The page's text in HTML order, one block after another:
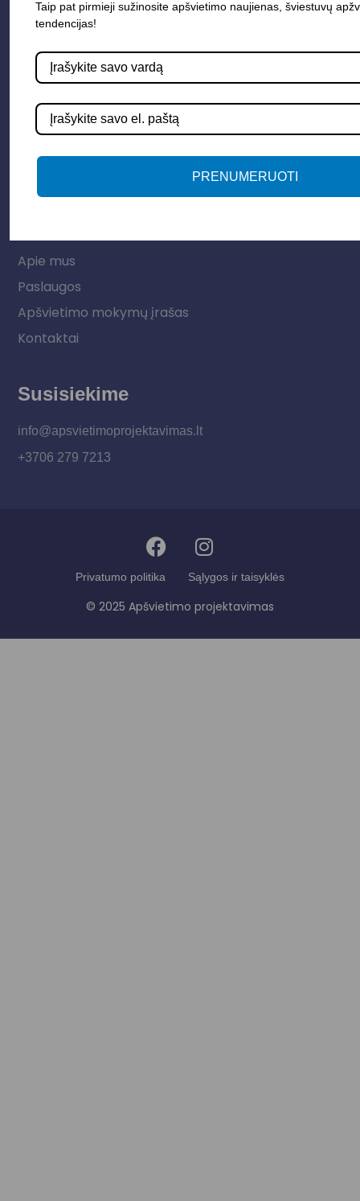
Parduotuvė
Apšvietimo sistemos
Lauko šviestuvai
Apie mus
Paslaugos
Apšvietimo mokymų įrašas
Kontaktai
Susisiekime
info@apsvietimoprojektavimas.lt
+3706 279 7213
Privatumo politika Sąlygos ir taisyklės
© 2025 Apšvietimo projektavimas
Taip pat pirmieji sužinosite apšvietimo naujienas, šviestuvų
tendencijas!
PRENUMERUOTI